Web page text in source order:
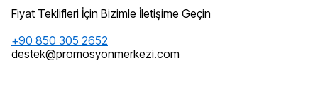
Fiyat Teklifleri İçin Bizimle İletişime Geçin
+90 850 305 2652
destek@promosyonmerkezi.com